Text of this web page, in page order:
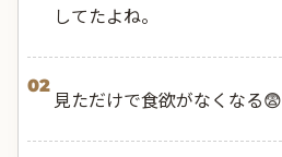
してたよね。
02
見ただけで食欲がなくなる😨